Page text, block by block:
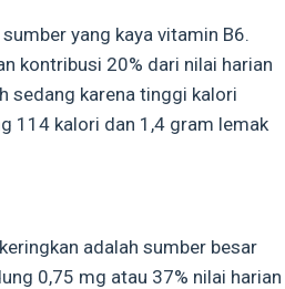
yang kaya vitamin B6.
kontribusi 20% dari nilai harian
sedang karena tinggi kalori
114 kalori dan 1,4 gram lemak
adalah sumber besar
0,75 mg atau 37% nilai harian